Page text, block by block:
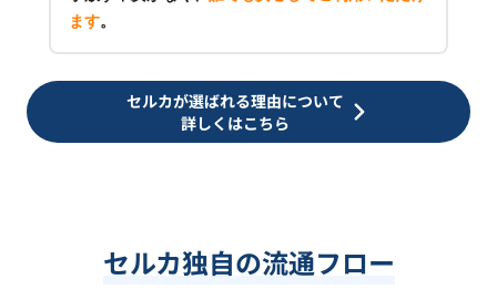
ます。
セルカが選ばれる理由について
詳しくはこちら
セルカ独自の流通フロー